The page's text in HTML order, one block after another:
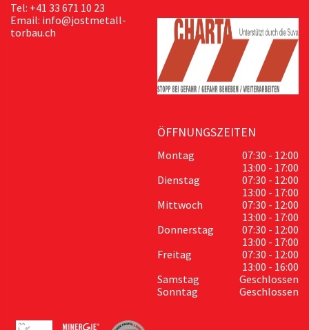
Tel: +41 33 671 10 23
Email: info@jostmetall-
torbau.ch
ÖFFNUNGSZEITEN
Montag
07:30 - 12:00
13:00 - 17:00
Dienstag
07:30 - 12:00
13:00 - 17:00
Mittwoch
07:30 - 12:00
13:00 - 17:00
Donnerstag
07:30 - 12:00
13:00 - 17:00
Freitag
07:30 - 12:00
13:00 - 16:00
Samstag
Geschlossen
Sonntag
Geschlossen